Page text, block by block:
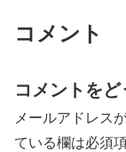
コメント
コメントをど
メールアドレス
ている欄は必須